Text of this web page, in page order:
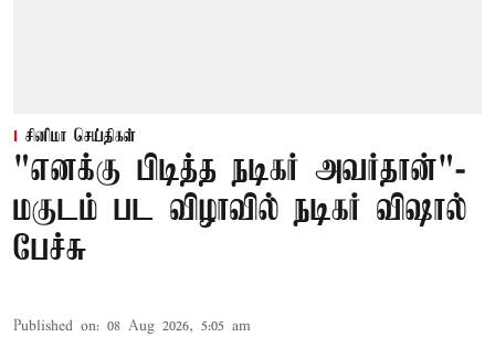
சினிமா செய்திகள்
"எனக்கு பிடித்த நடிகர் அவர்தான்"-
மகுடம் பட விழாவில் நடிகர் விஷால்
பேச்சு
Published on: 08 Aug 2026, 5:05 am